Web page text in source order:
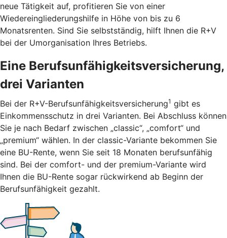
neue Tätigkeit auf, profitieren Sie von einer
Wiedereingliederungshilfe in Höhe von bis zu 6
Monatsrenten. Sind Sie selbstständig, hilft Ihnen die R+V
bei der Umorganisation Ihres Betriebs.
Eine Berufsunfähigkeitsversicherung,
drei Varianten
Bei der R+V-Berufsunfähigkeitsversicherung1 gibt es
Einkommensschutz in drei Varianten. Bei Abschluss können
Sie je nach Bedarf zwischen „classic“, „comfort“ und
„premium“ wählen. In der classic-Variante bekommen Sie
eine BU-Rente, wenn Sie seit 18 Monaten berufsunfähig
sind. Bei der comfort- und der premium-Variante wird
Ihnen die BU-Rente sogar rückwirkend ab Beginn der
Berufsunfähigkeit gezahlt.